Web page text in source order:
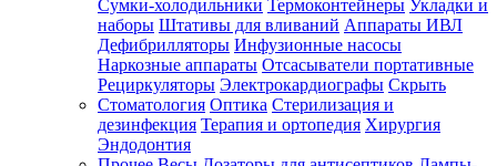
Сумки-холодильники Термоконтейнеры Укладки и
наборы Штативы для вливаний Аппараты ИВЛ
Дефибрилляторы Инфузионные насосы
Наркозные аппараты Отсасыватели портативные
Рециркуляторы Электрокардиографы Скрыть
Стоматология Оптика Стерилизация и
дезинфекция Терапия и ортопедия Хирургия
Эндодонтия